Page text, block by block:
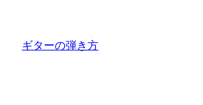
ギターの弾き方